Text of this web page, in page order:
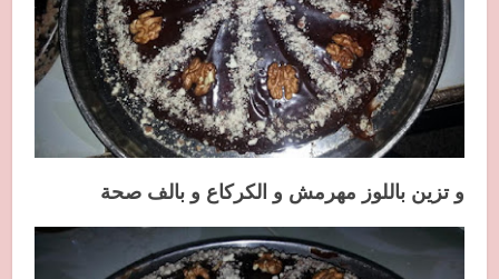
و تزين باللوز مهرمش و الكركاع و بالف صحة